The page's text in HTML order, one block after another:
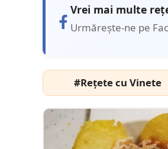
Vrei mai multe
Urmărește-ne pe
#Rețete cu Vinete